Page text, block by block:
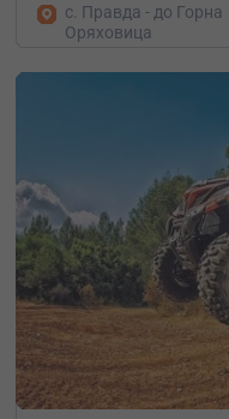
с. Правда - до Горна
Оряховица